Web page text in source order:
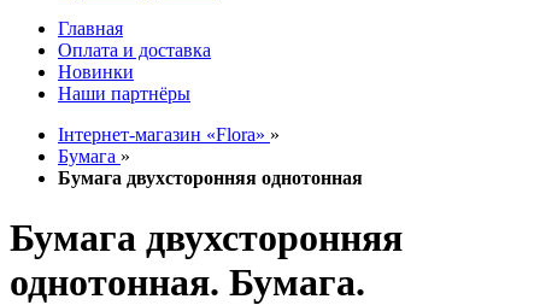
Главная
Оплата и доставка
Новинки
Наши партнёры
Інтернет-магазин «Flora» »
Бумага »
Бумага двухсторонняя однотонная
Бумага двухсторонняя
однотонная. Бумага.